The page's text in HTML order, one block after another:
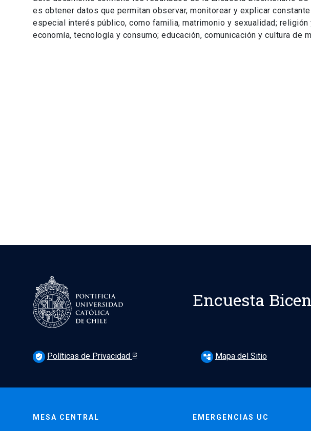
es obtener datos que permitan observar, monitorear y explicar
especial interés público, como familia, matrimonio y sexualidad;
economía, tecnología y consumo; educación, comunicación y cultura de
Encuesta
verified_user Políticas de Privacidad account_tree Mapa del Sitio
MESA CENTRAL EMERGENCIAS UC